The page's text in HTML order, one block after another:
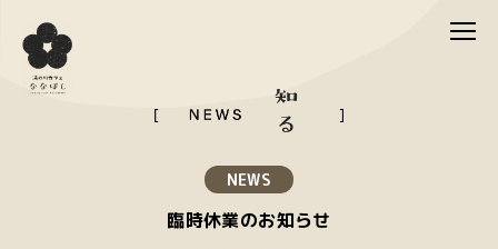
NEWS
臨時休業のお知らせ